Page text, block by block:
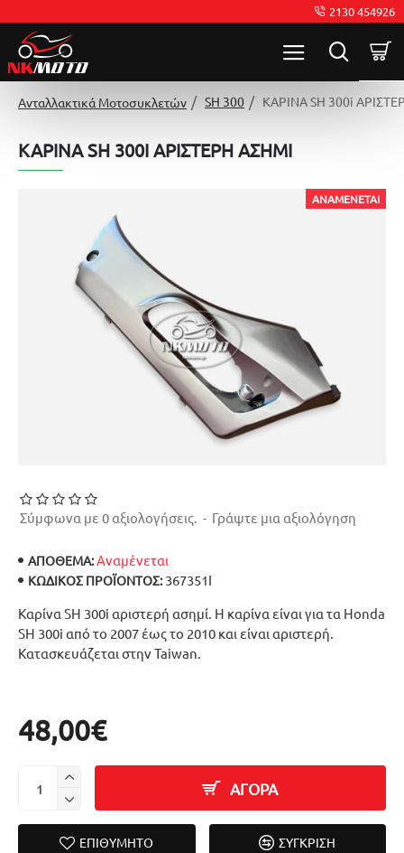
2130 454926
Ανταλλακτικά Μοτοσυκλετών SH 300 ΚΑΡΙΝΑ SH 300i
ΚΑΡΙΝΑ SH 300I ΑΡΙΣΤΕΡΗ ΑΣΗΜΙ
ΑΝΑΜΈΝΕΤΑΙ
Καρίνα SH 300i αριστερή ασημί. Η καρίνα είναι για τα Honda
SH 300i από το 2007 έως το 2010 και είναι αριστερή.
Κατασκευάζεται στην Taiwan.
ΑΠΟΘΕΜΑ:Αναμένεται
ΚΩΔΙΚΌΣ ΠΡΟΪΌΝΤΟΣ: 367351I
Σύμφωνα με 0 αξιολογήσεις. - Γράψτε μια αξιολόγηση
48,00€
ΑΓΟΡΑ
ΕΠΙΘΥΜΗΤΌ ΣΎΓΚΡΙΣΗ